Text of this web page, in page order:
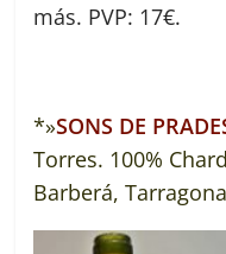
más. PVP: 17€.
*»SONS DE
Torres. 100%
Barberá,